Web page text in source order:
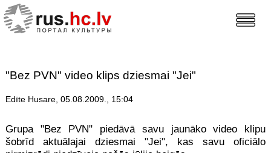
"Bez PVN" video klips dziesmai "Jei"
Edīte Husare, 05.08.2009., 15:04
Grupa "Bez PVN" piedāvā savu jaunāko video klipu
šobrīd aktuālajai dziesmai "Jei", kas savu oficiālo